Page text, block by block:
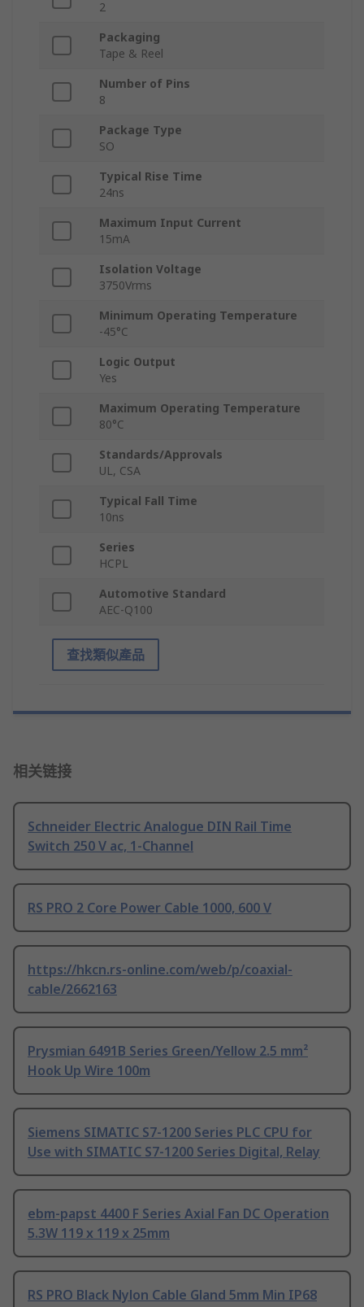
2
Packaging
Tape & Reel
Number of Pins
8
Package Type
SO
Typical Rise Time
24ns
Maximum Input Current
15mA
Isolation Voltage
3750Vrms
Minimum Operating Temperature
-45°C
Logic Output
Yes
Maximum Operating Temperature
80°C
Standards/Approvals
UL, CSA
Typical Fall Time
10ns
Series
HCPL
Automotive Standard
AEC-Q100
查找類似產品
相关链接
Schneider Electric Analogue DIN Rail Time
Switch 250 V ac, 1-Channel
RS PRO 2 Core Power Cable 1000, 600 V
https://hkcn.rs-online.com/web/p/coaxial-
cable/2662163
Prysmian 6491B Series Green/Yellow 2.5 mm²
Hook Up Wire 100m
Siemens SIMATIC S7-1200 Series PLC CPU for
Use with SIMATIC S7-1200 Series Digital, Relay
ebm-papst 4400 F Series Axial Fan DC Operation
5.3W 119 x 119 x 25mm
RS PRO Black Nylon Cable Gland 5mm Min IP68